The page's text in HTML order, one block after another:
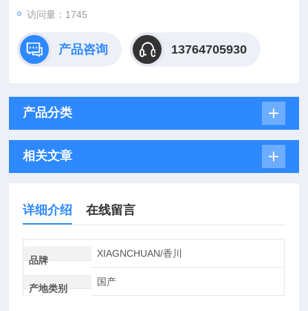
访问量：1745
产品咨询 13764705930
产品分类
相关文章
详细介绍 在线留言
品牌
XIAGNCHUAN/香川
产地类别
国产